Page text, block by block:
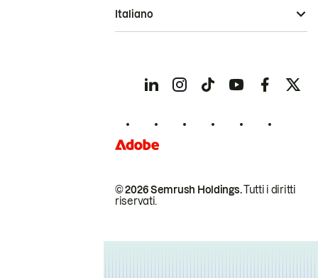
© 2026 Semrush Holdings.Tutti i diritti
riservati.
Italiano